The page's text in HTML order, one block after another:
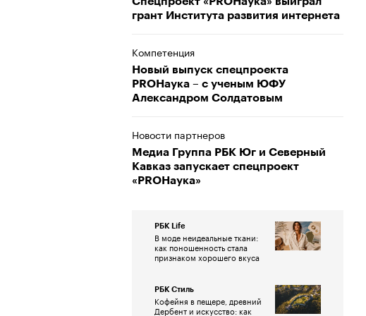
грант Института развития интернета
Компетенция
Новый выпуск спецпроекта
PROНаука – с ученым ЮФУ
Александром Солдатовым
Новости партнеров
Медиа Группа РБК Юг и Северный
Кавказ запускает спецпроект
«PROНаука»
РБК Life
В моде неидеальные ткани:
как поношенность стала
признаком хорошего вкуса
РБК Стиль
Кофейня в пещере, древний
Дербент и искусство: как